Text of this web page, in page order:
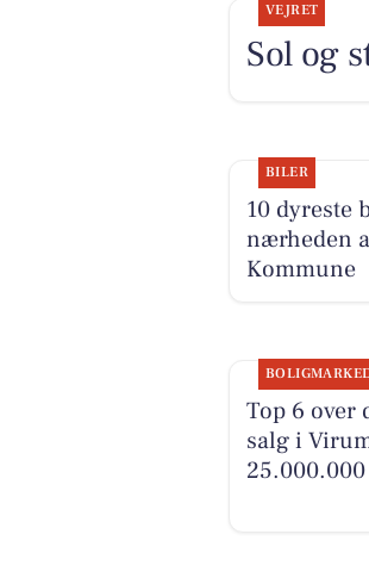
VEJRET
Sol og
BILER
10 dyreste
nærheden
Kommune
Top 6 over
salg i